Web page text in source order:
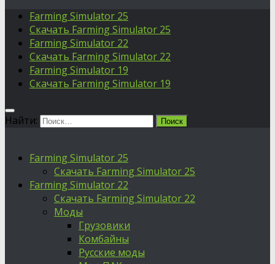
Farming Simulator 25
Скачать Farming Simulator 25
Farming Simulator 22
Скачать Farming Simulator 22
Farming Simulator 19
Скачать Farming Simulator 19
Найти:
Farming Simulator 25
Скачать Farming Simulator 25
Farming Simulator 22
Скачать Farming Simulator 22
Моды
Грузовики
Комбайны
Русские моды